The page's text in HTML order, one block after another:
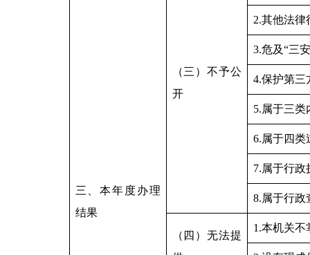
三、本年度办理
结果
（三）不予公
开
2.其他法律
3.危及“三
4.保护第三
5.属于三类
6.属于四类
7.属于行政
8.属于行政
（四）无法提
1.本机关不